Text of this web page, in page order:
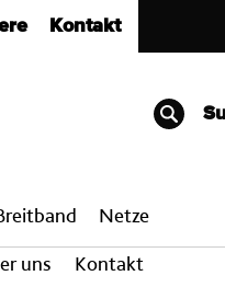
Kontakt
uns Kontakt
Netze